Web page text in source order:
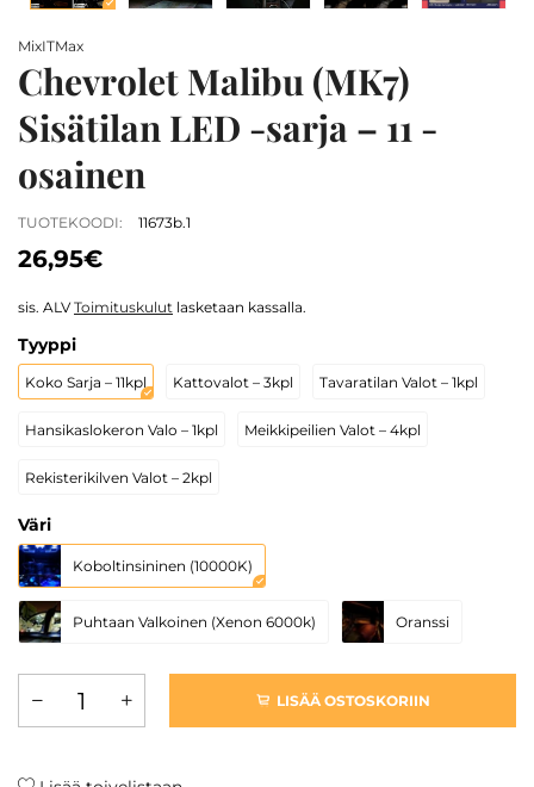
MixITMax
Chevrolet Malibu (MK7)
Sisätilan LED -sarja – 11 -
osainen
TUOTEKOODI: 11673b.1
26,95€
sis. ALVToimituskulut lasketaan kassalla.
Tyyppi
Koko Sarja – 11kpl Kattovalot – 3kpl Tavaratilan Valot – 1kpl
Hansikaslokeron Valo – 1kpl Meikkipeilien Valot – 4kpl
Rekisterikilven Valot – 2kpl
Väri
Koboltinsininen (10000K)
Puhtaan Valkoinen (Xenon 6000k) Oranssi
LISÄÄ OSTOSKORIIN